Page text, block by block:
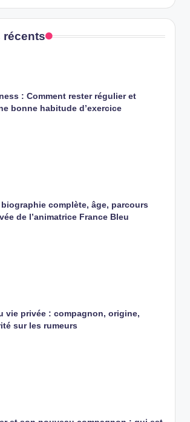
récents
: Comment rester régulier et
bonne habitude d’exercice
biographie complète, âge, parcours
de l’animatrice France Bleu
vie privée : compagnon, origine,
sur les rumeurs